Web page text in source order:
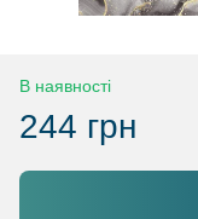
В наявності
244 грн